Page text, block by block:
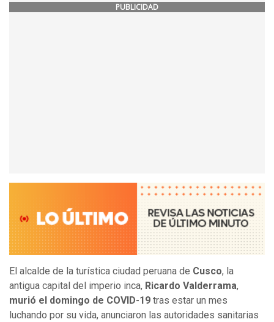
PUBLICIDAD
El alcalde de la turística ciudad peruana de Cusco, la
antigua capital del imperio inca, Ricardo Valderrama,
murió el domingo de COVID-19 tras estar un mes
luchando por su vida, anunciaron las autoridades sanitarias